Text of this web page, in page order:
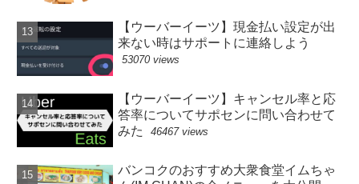
【ウーバーイーツ】現金払い設定が出
来ない時はサポートに連絡しよう
53070 views
【ウーバーイーツ】キャンセル率と応
答率についてサポセンに問い合わせて
みた
46467 views
バンコクのおすすめ大衆食堂イムちゃ